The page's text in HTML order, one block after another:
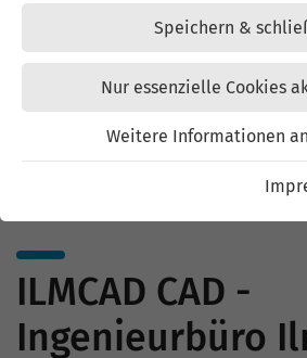
Speichern &
Nur essenzielle Cookies
Weitere Informationen
Mit der Bestätigung
ILMCAD CAD -
Ingenieurbüro